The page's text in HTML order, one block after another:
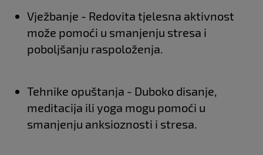
Vježbanje - Redovita tjelesna aktivnost
može pomoći u smanjenju stresa i
poboljšanju raspoloženja.
Tehnike opuštanja - Duboko disanje,
meditacija ili yoga mogu pomoći u
smanjenju anksioznosti i stresa.